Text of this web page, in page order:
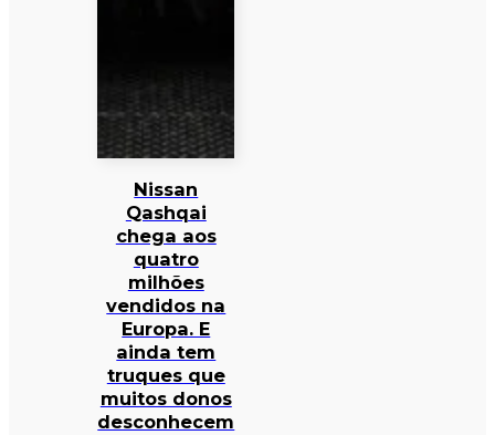
Nissan
Qashqai
chega aos
quatro
milhões
vendidos na
Europa. E
ainda tem
truques que
muitos donos
desconhecem